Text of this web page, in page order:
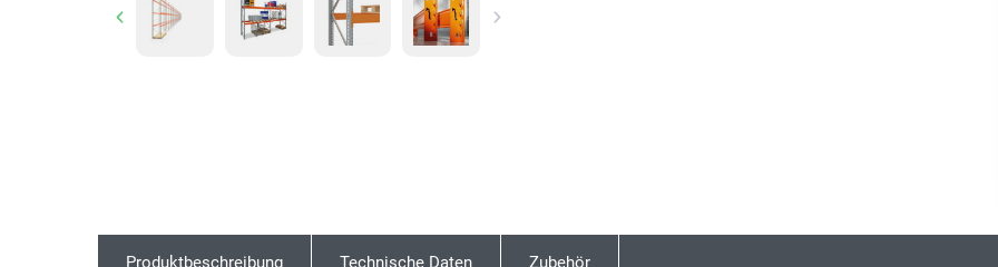
Previous Next
Produktbeschreibung Technische Daten Zubehör